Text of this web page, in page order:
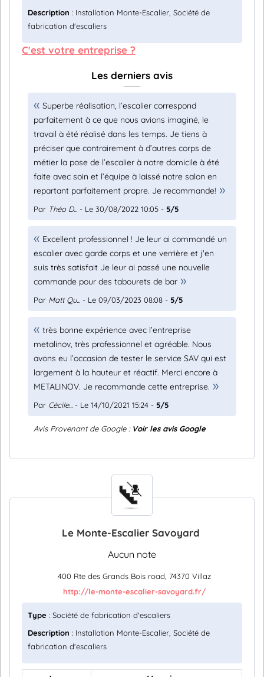
Description : Installation Monte-Escalier, Société de
fabrication d'escaliers
C'est votre entreprise ?
Les derniers avis
Superbe réalisation, l’escalier correspond
parfaitement à ce que nous avions imaginé, le
travail à été réalisé dans les temps. Je tiens à
préciser que contrairement à d’autres corps de
métier la pose de l’escalier à notre domicile à été
faite avec soin et l’équipe à laissé notre salon en
repartant parfaitement propre. Je recommande!
Par Théo D... - Le 30/08/2022 10:05 - 5/5
Excellent professionnel ! Je leur ai commandé un
escalier avec garde corps et une verrière et j'en
suis très satisfait Je leur ai passé une nouvelle
commande pour des tabourets de bar
Par Matt Qu... - Le 09/03/2023 08:08 - 5/5
très bonne expérience avec l’entreprise
metalinov, très professionnel et agréable. Nous
avons eu l’occasion de tester le service SAV qui est
largement à la hauteur et réactif. Merci encore à
METALINOV. Je recommande cette entreprise.
Par Cécile... - Le 14/10/2021 15:24 - 5/5
Avis Provenant de Google : Voir les avis Google
Le Monte-Escalier Savoyard
Aucun note
400 Rte des Grands Bois road, 74370 Villaz
http://le-monte-escalier-savoyard.fr/
Type : Société de fabrication d'escaliers
Description : Installation Monte-Escalier, Société de
fabrication d'escaliers